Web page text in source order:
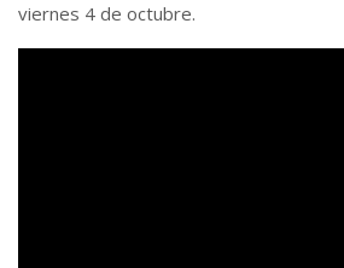
viernes 4 de octubre.